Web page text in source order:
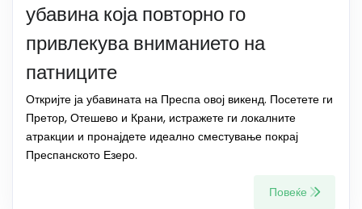
убавина која повторно го
привлекува вниманието на
патниците
Откријте ја убавината на Преспа овој викенд. Посетете ги
Претор, Отешево и Крани, истражете ги локалните
атракции и пронајдете идеално сместување покрај
Преспанското Езеро.
Повеќе